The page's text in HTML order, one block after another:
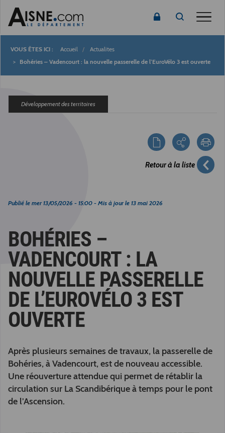
Fil
Accueil
Actualites
Bohéries – Vadencourt : la nouvelle passerelle de l’EuroVélo 3 est ouverte
Développement des territoires
Retour à la liste
Publié le mer 13/05/2026 - 15:00 - Mis à jour le 13 mai 2026
BOHÉRIES –
VADENCOURT : LA
NOUVELLE PASSERELLE
DE L’EUROVÉLO 3 EST
OUVERTE
Après plusieurs semaines de travaux, la passerelle de
Bohéries, à Vadencourt, est de nouveau accessible.
Une réouverture attendue qui permet de rétablir la
circulation sur La Scandibérique à temps pour le pont
de l’Ascension.